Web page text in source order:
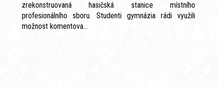
zrekonstruovaná hasičská stanice místního
profesionálního sboru. Studenti gymnázia rádi využili
možnost komentova...